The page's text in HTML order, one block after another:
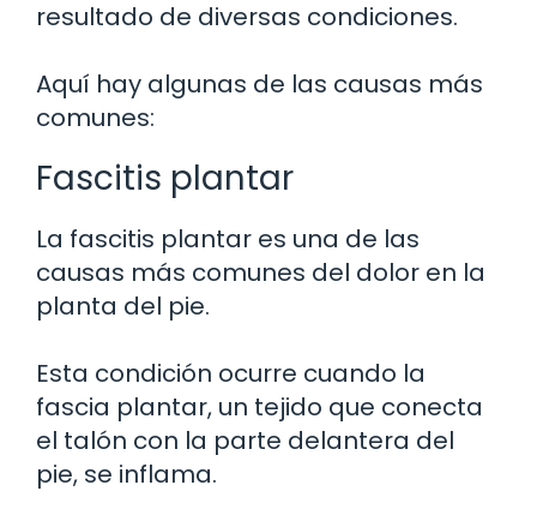
resultado de diversas condiciones.
Aquí hay algunas de las causas más
comunes:
Fascitis plantar
La fascitis plantar es una de las
causas más comunes del dolor en la
planta del pie.
Esta condición ocurre cuando la
fascia plantar, un tejido que conecta
el talón con la parte delantera del
pie, se inflama.